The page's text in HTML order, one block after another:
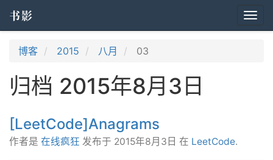
书影
博客 2015 八月 03
归档 2015年8月3日
[LeetCode]Anagrams
作者是 在线疯狂 发布于 2015年8月3日 在 LeetCode.